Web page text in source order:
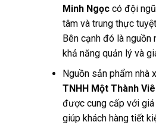
Minh Ngọccó đội ngũ
tâm và trung thực
Bên cạnh đó là nguồn
khả năng quản lý và
Nguồn sản phẩm nhà
TNHH Một Thành
được cung cấp với giá
giúp khách hàng tiết